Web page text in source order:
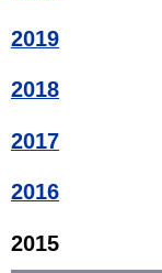
2019
2018
2017
2016
2015